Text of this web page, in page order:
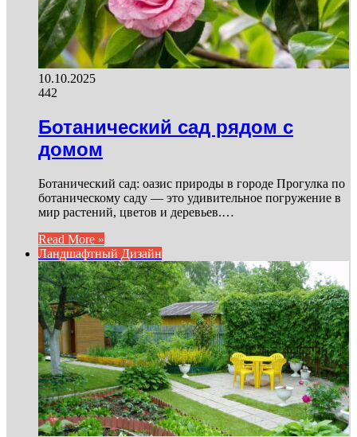
10.10.2025
442
Ботанический сад рядом с
домом
Ботанический сад: оазис природы в городе Прогулка по
ботаническому саду — это удивительное погружение в
мир растений, цветов и деревьев.…
Read More »
Ландшафтный Дизайн